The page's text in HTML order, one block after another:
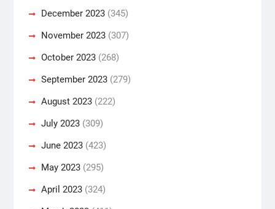
December 2023(345)
November 2023(307)
October 2023(268)
September 2023(279)
August 2023(222)
July 2023(309)
June 2023(423)
May 2023(295)
April 2023(324)